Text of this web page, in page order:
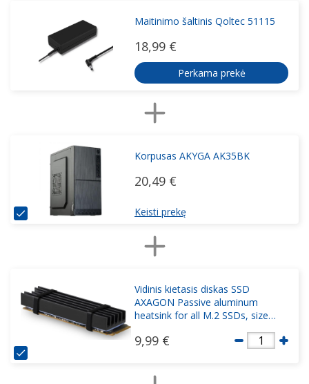
Maitinimo šaltinis Qoltec 51115
18,99 €
Perkama prekė
Korpusas AKYGA AK35BK
20,49 €
Keisti prekę
Vidinis kietasis diskas SSD
AXAGON Passive aluminum
heatsink for all M.2 SSDs, size
9,99 € 1